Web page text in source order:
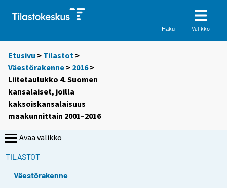
Haku Valikko
Etusivu > Tilastot >
Väestörakenne > 2016>
Liitetaulukko 4. Suomen
kansalaiset, joilla
kaksoiskansalaisuus
maakunnittain 2001–2016
Avaa valikko
TILASTOT
Väestörakenne